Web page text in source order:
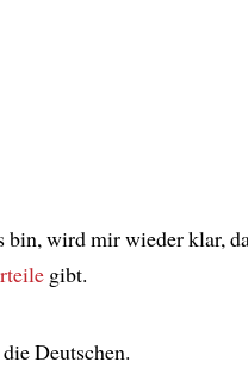
bin, wird mir wieder klar,
gibt.
Deutschen.